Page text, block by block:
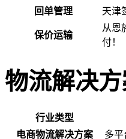
回单管理
天津
保价运输
从恩
付！
物流解决
行业类型
电商物流解决方案
多平